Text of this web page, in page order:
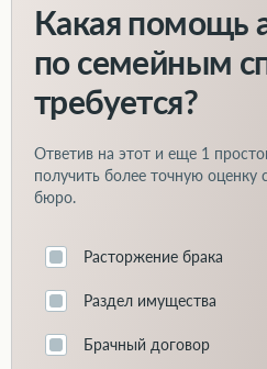
Какая помощь
по семейным
требуется?
Ответив на этот и еще 1
получить более точную оценку
бюро.
Расторжение брака
Раздел имущества
Брачный договор